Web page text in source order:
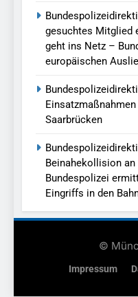
gesuchtes Mitglied
geht ins Netz –
europäischen
Saarbrücken
Beinahekollision
Bundespolizei
Eingriffs in den
©
Impressum